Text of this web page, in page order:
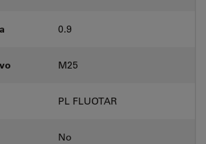
0.9
M25
PL FLUOTAR
No